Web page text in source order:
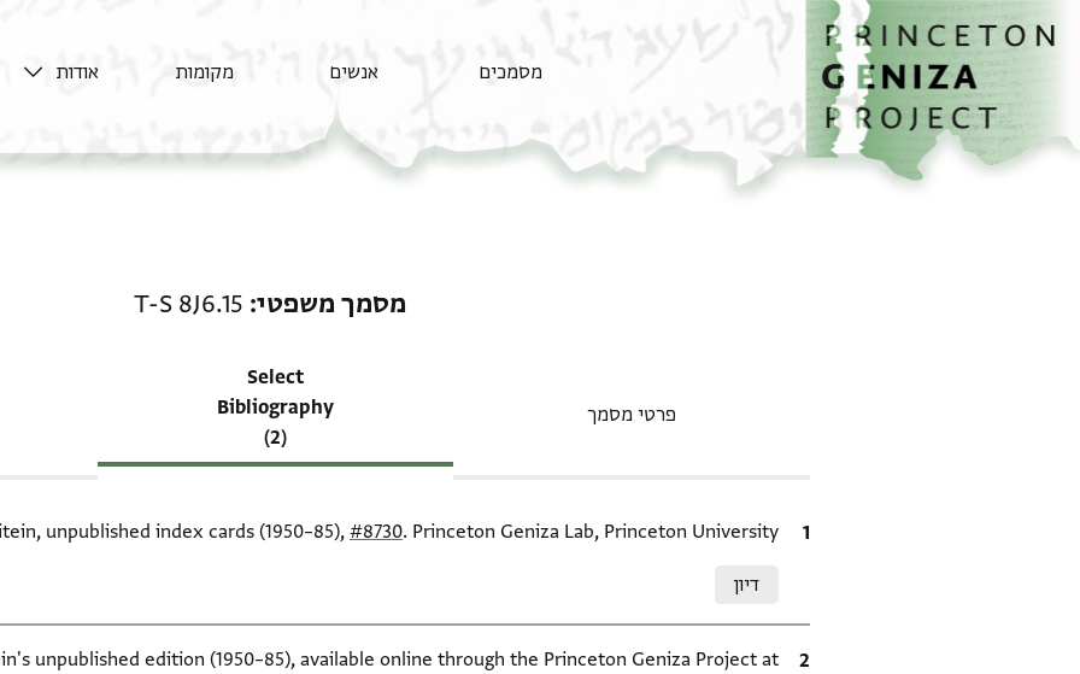
דילוג לתוכן
דף הבית
מסמכים אנשים מקומות אודות
מסמך משפטי T-S 8J6.15
פרטי מסמך
Select
Bibliography
(2)
ציטוט unpublished index cards (1950–85), #8730. Princeton Geniza Lab, Princeton University.
דיון
ציטוט
unpublished edition (1950–85), available online through the Princeton Geniza Project at